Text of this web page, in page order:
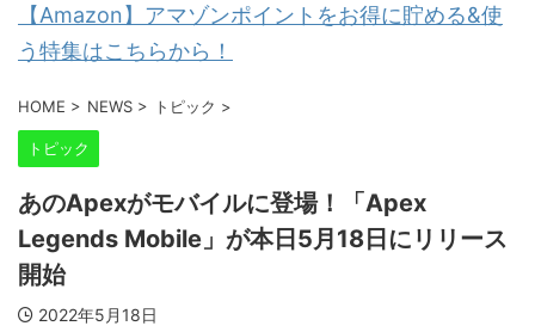
【Amazon】アマゾンポイントをお得に貯める&使
う特集はこちらから！
HOME > NEWS > トピック >
トピック
あのApexがモバイルに登場！「Apex
Legends Mobile」が本日5月18日にリリース
開始
2022年5月18日